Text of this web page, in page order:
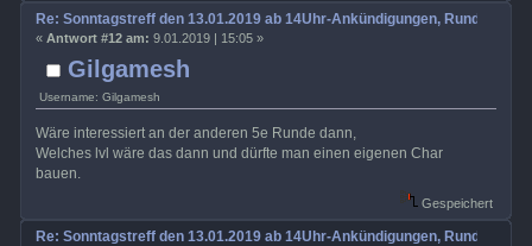
Gilgamesh
Username: Gilgamesh
Re: Sonntagstreff den 13.01.2019 ab 14Uhr-Ankündigungen,
« Antwort #12 am: 9.01.2019 | 15:05 »
Wäre interessiert an der anderen 5e Runde dann,
Welches lvl wäre das dann und dürfte man einen eigenen Char
bauen.
Gespeichert
Re: Sonntagstreff den 13.01.2019 ab 14Uhr-Ankündigungen,